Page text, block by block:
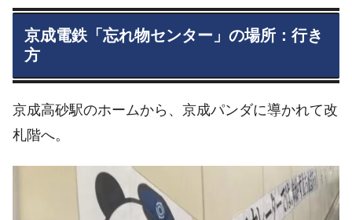
京成電鉄「忘れ物センター」の場所：行き
方
京成高砂駅のホームから、京成パンダに導かれて改
札階へ。